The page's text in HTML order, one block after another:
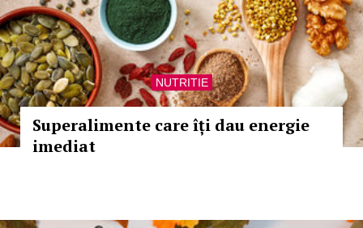
NUTRITIE
Superalimente care îți dau energie
imediat